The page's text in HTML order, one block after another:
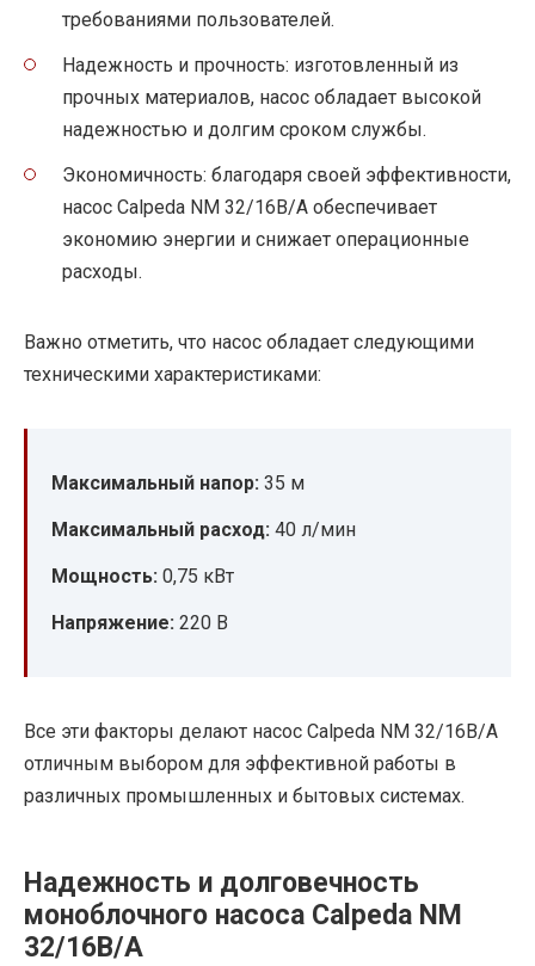
требованиями пользователей.
Надежность и прочность: изготовленный из
прочных материалов, насос обладает высокой
надежностью и долгим сроком службы.
Экономичность: благодаря своей эффективности,
насос Calpeda NM 32/16B/A обеспечивает
экономию энергии и снижает операционные
расходы.
Важно отметить, что насос обладает следующими
техническими характеристиками:
Максимальный напор: 35 м
Максимальный расход: 40 л/мин
Мощность: 0,75 кВт
Напряжение: 220 В
Все эти факторы делают насос Calpeda NM 32/16B/A
отличным выбором для эффективной работы в
различных промышленных и бытовых системах.
Надежность и долговечность
моноблочного насоса Calpeda NM
32/16B/A